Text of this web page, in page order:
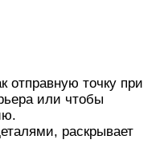
отправную точку при
или чтобы
раскрывает